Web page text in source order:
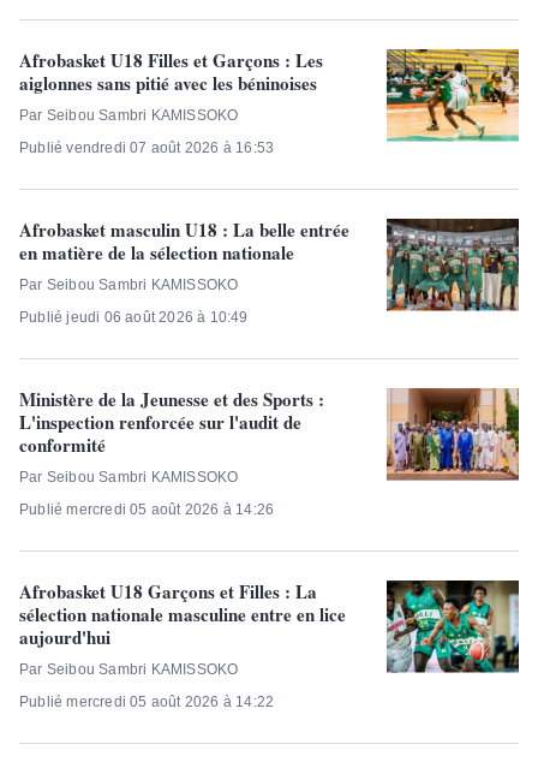
Afrobasket U18 Filles et Garçons : Les
aiglonnes sans pitié avec les béninoises
Par Seibou Sambri KAMISSOKO
Publié vendredi 07 août 2026 à 16:53
Afrobasket masculin U18 : La belle entrée
en matière de la sélection nationale
Par Seibou Sambri KAMISSOKO
Publié jeudi 06 août 2026 à 10:49
Ministère de la Jeunesse et des Sports :
L'inspection renforcée sur l'audit de
conformité
Par Seibou Sambri KAMISSOKO
Publié mercredi 05 août 2026 à 14:26
Afrobasket U18 Garçons et Filles : La
sélection nationale masculine entre en lice
aujourd'hui
Par Seibou Sambri KAMISSOKO
Publié mercredi 05 août 2026 à 14:22